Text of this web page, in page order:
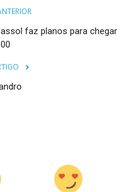
faz planos para chegar